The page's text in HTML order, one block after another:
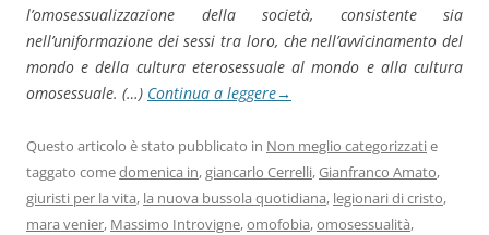
l’omosessualizzazione della società, consistente sia
nell’uniformazione dei sessi tra loro, che nell’avvicinamento del
mondo e della cultura eterosessuale al mondo e alla cultura
omosessuale. (…) Continua a leggere→
Questo articolo è stato pubblicato in Non meglio categorizzatie
taggato comedomenica in,giancarlo Cerrelli,Gianfranco Amato,
giuristi per la vita, la nuova bussola quotidiana, legionari di cristo,
mara venier, Massimo Introvigne,omofobia,omosessualità,